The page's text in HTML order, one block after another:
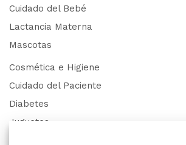
Cuidado del Bebé
Lactancia Materna
Mascotas
Cosmética e Higiene
Cuidado del Paciente
Diabetes
Juguetes